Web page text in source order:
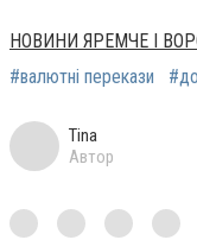
НОВИНИ ЯРЕМЧЕ І
#валютні перекази
Tina
Автор